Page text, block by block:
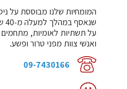
המומחיות שלנו מבוססת על
על תשתיות לאומיות, מתחמים
ואנשי צוות מפני טרור ופשע.
09-7430166